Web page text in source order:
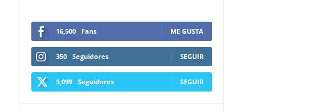
16,500 Fans ME GUSTA
350 Seguidores SEGUIR
3,099 Seguidores SEGUIR